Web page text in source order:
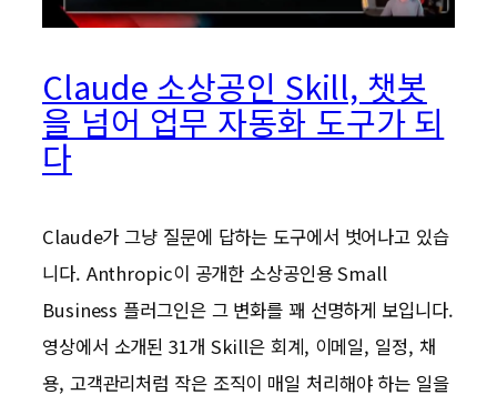
Claude 소상공인 Skill, 챗봇
을 넘어 업무 자동화 도구가 되
다
Claude가 그냥 질문에 답하는 도구에서 벗어나고 있습
니다. Anthropic이 공개한 소상공인용 Small
Business 플러그인은 그 변화를 꽤 선명하게 보입니다.
영상에서 소개된 31개 Skill은 회계, 이메일, 일정, 채
용, 고객관리처럼 작은 조직이 매일 처리해야 하는 일을